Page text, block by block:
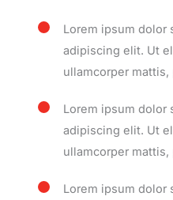
Lorem ipsum dolor
adipiscing elit. Ut
ullamcorper
Lorem ipsum dolor
adipiscing elit. Ut
ullamcorper
Lorem ipsum dolor